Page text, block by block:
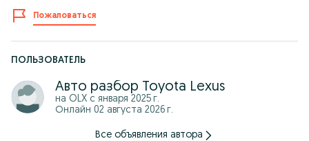
* Стекло передние и задние
* Ручка двери
* Обшивка двери
* Стеклоподьемник
* Замок двери
* Молдинг двери
* Полуось задняя левая правая
* Оригинальные задние пружины
* Навес дверей Передние и задние
* Оригинальный порог
Пожаловаться
ПОЛЬЗОВАТЕЛЬ
Авто разбор Toyota Lexus
на OLX с января 2025 г.
Онлайн 02 августа 2026 г.
Все объявления автора